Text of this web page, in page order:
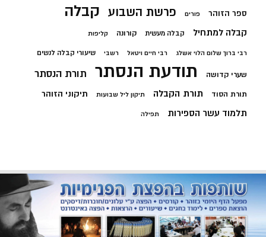
ספר הזוהר פורים פרשת השבוע קבלה
קבלה למתחיל קבלה מעשית קורונה קליפות
רבי ברוך שלום הלוי אשלג רבי חיים ויטאל רשבי שיעורי קבלה לנשים
שערי קדושה תודעת הנסתר תורת הנסתר
תורת הסוד תורת הקבלה תיקון ליל שבועות תיקוני הזוהר
תלמוד עשר הספירות תפילה